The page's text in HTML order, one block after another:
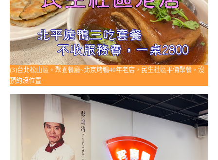
(3)台北松山區。聚園餐廳~北京烤鴨40年老店，民生社區平價聚餐，沒
預約沒位置